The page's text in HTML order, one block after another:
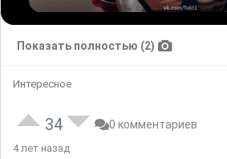
Показать полностью (2)
Интересное
34 0 комментариев
4 лет назад